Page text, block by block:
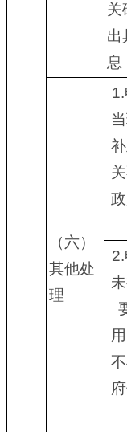
关
出
息
（六）
其他处
理